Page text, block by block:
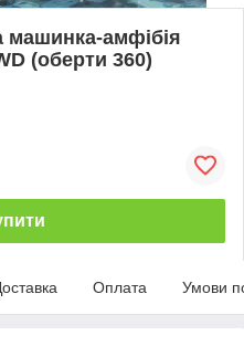
машинка-амфібія
(оберти 360)
Оплата Умови